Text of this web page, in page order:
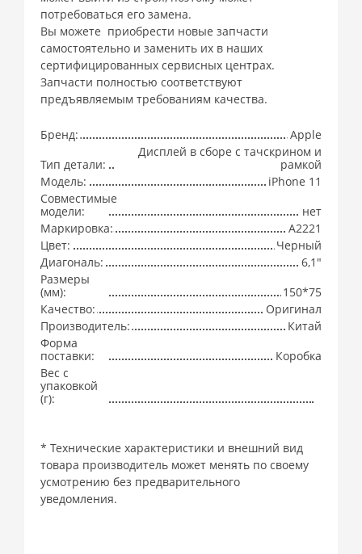
потребоваться его замена.
Вы можете приобрести новые запчасти
самостоятельно и заменить их в наших
сертифицированных сервисных центрах.
Запчасти полностью соответствуют
предъявляемым требованиям качества.
Бренд:
Apple
Тип детали:
Дисплей в сборе с тачскрином и
рамкой
Модель:
iPhone 11
Совместимые
модели:
нет
Маркировка:
A2221
Цвет:
Черный
Диагональ:
6,1"
Размеры
(мм):
150*75
Качество:
Оригинал
Производитель:
Китай
Форма
поставки:
Коробка
Вес с
упаковкой
(г):
* Технические характеристики и внешний вид
товара производитель может менять по своему
усмотрению без предварительного
уведомления.